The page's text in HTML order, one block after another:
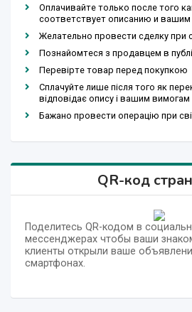
Оплачивайте только после того
соответствует описанию и
Желательно провести сделку при
Познайомтеся з продавцем в
Перевірте товар перед покупкою
Сплачуйте лише після того як
відповідає опису і вашим вимогам
Бажано провести операцію при
QR-код
Поделитесь QR-кодом в
мессенджерах чтобы ваши
клиенты открыли ваше
смартфонах.